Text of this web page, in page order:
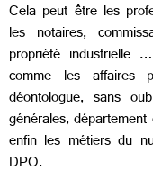
Cela peut être les
les notaires,
propriété industrielle
comme les affaires
déontologue, sans
générales,
enfin les métiers du
DPO.